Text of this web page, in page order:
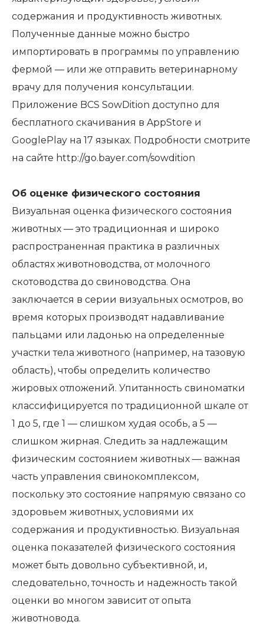
содержания и продуктивность животных.
Полученные данные можно быстро
импортировать в программы по управлению
фермой — или же отправить ветеринарному
врачу для получения консультации.
Приложение BCS SowDition доступно для
бесплатного скачивания в AppStore и
GooglePlay на 17 языках. Подробности смотрите
на сайте http://go.bayer.com/sowdition
Об оценке физического состояния
Визуальная оценка физического состояния
животных — это традиционная и широко
распространенная практика в различных
областях животноводства, от молочного
скотоводства до свиноводства. Она
заключается в серии визуальных осмотров, во
время которых производят надавливание
пальцами или ладонью на определенные
участки тела животного (например, на тазовую
область), чтобы определить количество
жировых отложений. Упитанность свиноматки
классифицируется по традиционной шкале от
1 до 5, где 1 — слишком худая особь, а 5 —
слишком жирная. Следить за надлежащим
физическим состоянием животных — важная
часть управления свинокомплексом,
поскольку это состояние напрямую связано со
здоровьем животных, условиями их
содержания и продуктивностью. Визуальная
оценка показателей физического состояния
может быть довольно субъективной, и,
следовательно, точность и надежность такой
оценки во многом зависит от опыта
животновода.